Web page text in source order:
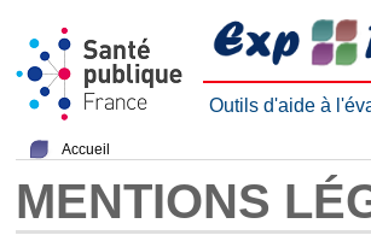
Outils d'aide à
Accueil
MENTIONS